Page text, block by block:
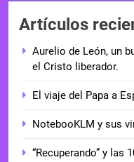
Artículos
Aurelio de León, un
el Cristo liberador.
El viaje del Papa a
NotebooKLM y sus
“Recuperando” y las